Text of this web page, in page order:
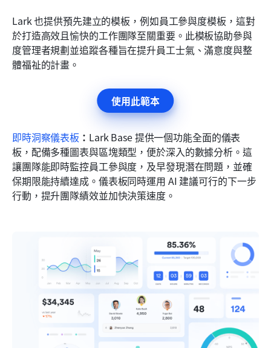
Lark 也提供預先建立的模板，例如員工參與度模板，這對
於打造高效且愉快的工作團隊至關重要。此模板協助參與
度管理者規劃並追蹤各種旨在提升員工士氣、滿意度與整
體福祉的計畫。
使用此範本
即時洞察儀表板 ： Lark Base 提供一個功能全面的儀表
板，配備多種圖表與區塊類型，便於深入的數據分析。這
讓團隊能即時監控員工參與度，及早發現潛在問題，並確
保期限能持續達成。儀表板同時運用 AI 建議可行的下一步
行動，提升團隊績效並加快決策速度。